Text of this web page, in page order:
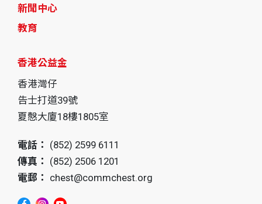
新聞中心
教育
香港公益金
香港灣仔
告士打道39號
夏慤大廈18樓1805室
電話： (852) 2599 6111
傳真： (852) 2506 1201
電郵： chest@commchest.org